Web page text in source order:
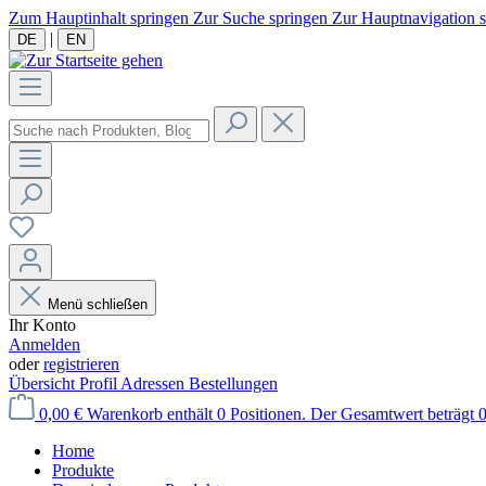
Zum Hauptinhalt springen Zur Suche springen Zur Hauptnavigation
DE | EN
Menü schließen
Ihr Konto
Anmelden
oderregistrieren
Übersicht Profil Adressen Bestellungen
0,00 € Warenkorb enthält 0 Positionen. Der Gesamtwert beträgt
Home
Produkte